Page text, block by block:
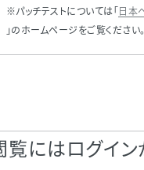
※パッチテストについては「日本
」のホームページをご覧ください。
覧にはログイン